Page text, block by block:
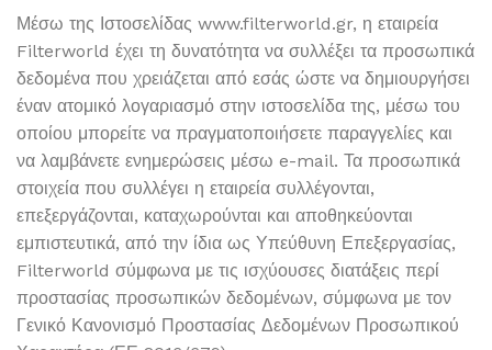
Μέσω της Ιστοσελίδας www.filterworld.gr, η εταιρεία
Filterworld έχει τη δυνατότητα να συλλέξει τα προσωπικά
δεδομένα που χρειάζεται από εσάς ώστε να δημιουργήσει
έναν ατομικό λογαριασμό στην ιστοσελίδα της, μέσω του
οποίου μπορείτε να πραγματοποιήσετε παραγγελίες και
να λαμβάνετε ενημερώσεις μέσω e-mail. Τα προσωπικά
στοιχεία που συλλέγει η εταιρεία συλλέγονται,
επεξεργάζονται, καταχωρούνται και αποθηκεύονται
εμπιστευτικά, από την ίδια ως Υπεύθυνη Επεξεργασίας,
Filterworld σύμφωνα με τις ισχύουσες διατάξεις περί
προστασίας προσωπικών δεδομένων, σύμφωνα με τον
Γενικό Κανονισμό Προστασίας Δεδομένων Προσωπικού